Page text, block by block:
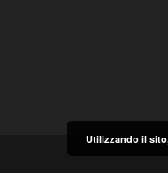
Utilizzando il